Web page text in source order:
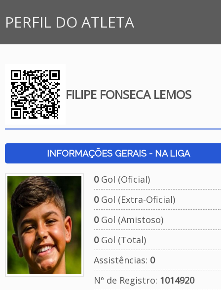
PERFIL DO ATLETA
FILIPE FONSECA LEMOS
INFORMAÇÕES GERAIS - NA LIGA
0Gol (Oficial)
0Gol (Extra-Oficial)
0Gol (Amistoso)
0Gol (Total)
Assistências: 0
Nº de Registro: 1014920